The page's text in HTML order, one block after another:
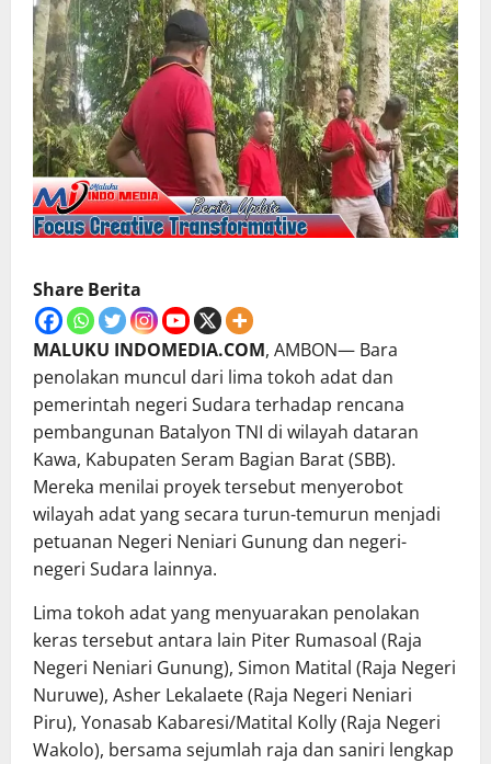
Share Berita
MALUKU INDOMEDIA.COM, AMBON— Bara
penolakan muncul dari lima tokoh adat dan
pemerintah negeri Sudara terhadap rencana
pembangunan Batalyon TNI di wilayah dataran
Kawa, Kabupaten Seram Bagian Barat (SBB).
Mereka menilai proyek tersebut menyerobot
wilayah adat yang secara turun-temurun menjadi
petuanan Negeri Neniari Gunung dan negeri-
negeri Sudara lainnya.
Lima tokoh adat yang menyuarakan penolakan
keras tersebut antara lain Piter Rumasoal (Raja
Negeri Neniari Gunung), Simon Matital (Raja Negeri
Nuruwe), Asher Lekalaete (Raja Negeri Neniari
Piru), Yonasab Kabaresi/Matital Kolly (Raja Negeri
Wakolo), bersama sejumlah raja dan saniri lengkap